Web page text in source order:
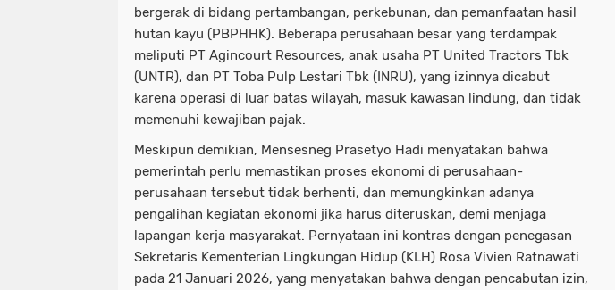
bergerak di bidang pertambangan, perkebunan, dan pemanfaatan hasil
hutan kayu (PBPHHK). Beberapa perusahaan besar yang terdampak
meliputi PT Agincourt Resources, anak usaha PT United Tractors Tbk
(UNTR), dan PT Toba Pulp Lestari Tbk (INRU), yang izinnya dicabut
karena operasi di luar batas wilayah, masuk kawasan lindung, dan tidak
memenuhi kewajiban pajak.
Meskipun demikian, Mensesneg Prasetyo Hadi menyatakan bahwa
pemerintah perlu memastikan proses ekonomi di perusahaan-
perusahaan tersebut tidak berhenti, dan memungkinkan adanya
pengalihan kegiatan ekonomi jika harus diteruskan, demi menjaga
lapangan kerja masyarakat. Pernyataan ini kontras dengan penegasan
Sekretaris Kementerian Lingkungan Hidup (KLH) Rosa Vivien Ratnawati
pada 21 Januari 2026, yang menyatakan bahwa dengan pencabutan izin,